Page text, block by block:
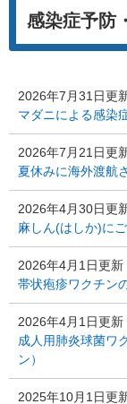
感染症予防
2026年7月31日更
マダニによる感染
2026年7月21日更
夏休みに海外渡航
2026年4月30日更
麻しん(はしか)に
2026年4月1日更新
帯状疱疹ワクチン
2026年4月1日更新
成人用肺炎球菌ワ
ン）
2025年10月1日更